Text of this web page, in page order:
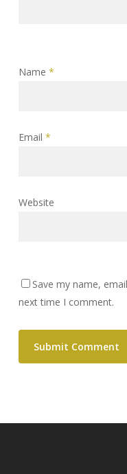
Name *
Email *
Website
Save my name,
next time I comment.